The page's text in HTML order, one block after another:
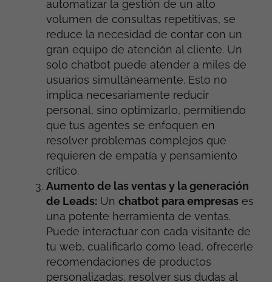
automatizar la gestión de un alto
volumen de consultas repetitivas, se
reduce la necesidad de contar con un
gran equipo de atención al cliente. Un
solo chatbot puede atender a miles de
usuarios simultáneamente. Esto no
implica necesariamente reducir
personal, sino optimizarlo, permitiendo
que tus agentes se enfoquen en
resolver problemas complejos que
requieren de empatía y pensamiento
crítico.
Aumento de las ventas y la generación
de Leads: Unchatbot para empresas es
una potente herramienta de ventas.
Puede interactuar con cada visitante de
tu web, cualificarlo como lead, ofrecerle
recomendaciones de productos
personalizadas, resolver sus dudas al